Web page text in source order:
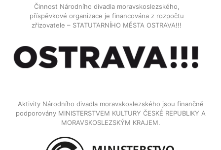
Činnost Národního divadla moravskoslezského,
příspěvkové organizace je financována z rozpočtu
zřizovatele – STATUTARNÍHO MĚSTA OSTRAVA!!!
Aktivity Národního divadla moravskoslezského jsou finančně
podporovány MINISTERSTVEM KULTURY ČESKÉ REPUBLIKY A
MORAVSKOSLEZSKÝM KRAJEM.